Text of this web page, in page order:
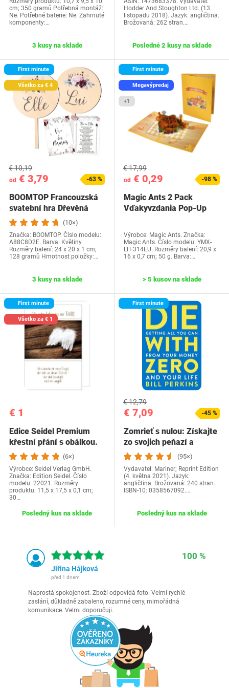
cm; 350 gramů Potřebná montáž:
Ne. Potřebné baterie: Ne. Zahrnuté
komponenty:…
3 kusy na sklade
Hodder And Stoughton Ltd. (13.
listopadu 2018). Jazyk: angličtina.
Brožovaná: 262 stran.…
Posledné 2 kusy na sklade
First minute
Všetko za € 4
od € 3,79
€ 10,19
-63 %
BOOMTOP Francouzská
svatební hra Dřevěná
cedulka a kvízové…
(10×)
Značka: BOOMTOP. Číslo modelu:
A88C8D2E. Barva: Květiny.
Rozměry balení: 24 x 20 x 1 cm;
128 gramů Hmotnost položky:…
3 kusy na sklade
First minute
Megavýpredaj
+1
od € 0,29
€ 17,99
-98 %
Magic Ants 2 Pack
Vďakyvzdania Pop-Up
Výrobce: Magic Ants. Značka:
Magic Ants. Číslo modelu: YMX-
LTF314EU. Rozměry balení: 20,9 x
16 x 0,7 cm; 50 g. Barva:…
> 5 kusov na sklade
First minute
Všetko za € 1
€ 1
Edice Seidel Premium
křestní přání s obálkou.
Přání ke křtu…(6×)
Výrobce: Seidel Verlag GmbH.
Značka: Edition Seidel. Číslo
modelu: 22021. Rozměry
produktu: 11,5 x 17,5 x 0,1 cm;
30…
Posledný kus na sklade
First minute
€ 7,09
€ 12,79
-45 %
Zomrieť s nulou: Získajte
zo svojich peňazí a
života…
(95×)
Vydavatel: Mariner; Reprint Edition
(4. května 2021). Jazyk:
angličtina. Brožovaná: 240 stran.
ISBN-10: 0358567092.…
Posledný kus na sklade
100 %
Jiřina Hájková
před 1 dnem
Naprostá spokojenost. Zboží odpovídá foto. Velmi rychlé
zaslání, důkladně zabaleno, rozumné ceny, mimořádná
komunikace. Velmi doporučuji.